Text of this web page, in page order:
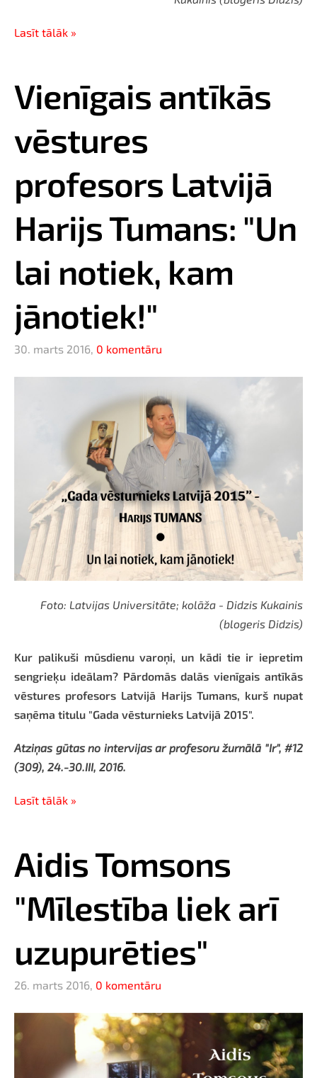
Lasīt tālāk »
Vienīgais antīkās
vēstures
profesors Latvijā
Harijs Tumans: "Un
lai notiek, kam
jānotiek!"
30. marts 2016, 0 komentāru
Foto: Latvijas Universitāte; kolāža - Didzis Kukainis
(blogeris Didzis)
Kur palikuši mūsdienu varoņi, un kādi tie ir iepretim
sengrieķu ideālam? Pārdomās dalās vienīgais antīkās
vēstures profesors Latvijā Harijs Tumans, kurš nupat
saņēma titulu "Gada vēsturnieks Latvijā 2015".
Atziņas gūtas no intervijas ar profesoru žurnālā "Ir", #12
(309), 24.-30.III, 2016.
Lasīt tālāk »
Aidis Tomsons
"Mīlestība liek arī
uzupurēties"
26. marts 2016, 0 komentāru